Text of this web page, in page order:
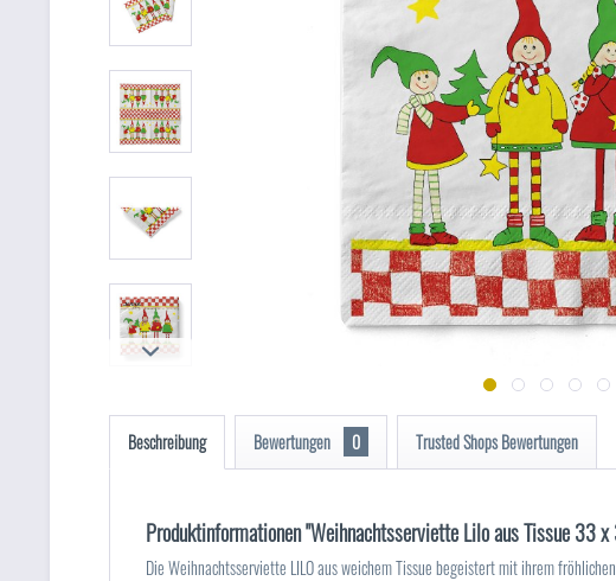
Beschreibung Bewertungen 0 Trusted Shops Bewertungen
Produktinformationen "Weihnachtsserviette Lilo aus Tissue 33
Die Weihnachtsserviette LILO aus weichem Tissue begeistert mit ihrem